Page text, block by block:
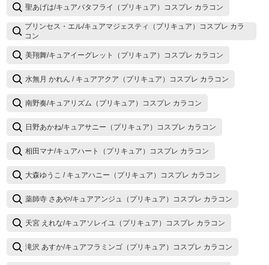
聖あげは/キュアバタフライ（プリキュア）コスプレ カラコン
プリンセス・エル/キュアマジェスティ（プリキュア）コスプレ カラ
コン
美翔舞/キュアイーグレット（プリキュア）コスプレ カラコン
水無月 かれん / キュアアクア（プリキュア）コスプレ カラコン
南野奏/キュアリズム（プリキュア）コスプレ カラコン
日野あかね/キュアサニー（プリキュア）コスプレ カラコン
相田マナ/キュアハート（プリキュア）コスプレ カラコン
大森ゆうこ / キュアハニー（プリキュア）コスプレ カラコン
薬師寺 さあや/キュアアンジュ（プリキュア）コスプレ カラコン
天宮 えれな/キュアソレイユ（プリキュア）コスプレ カラコン
滝沢 あすか/キュアフラミンゴ（プリキュア）コスプレ カラコン